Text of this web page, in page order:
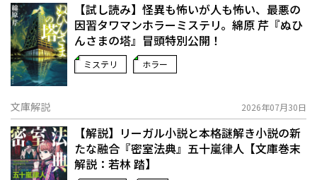
【試し読み】怪異も怖いが人も怖い、最悪の
因習タワマンホラーミステリ。綿原 芹『ぬひ
んさまの塔』冒頭特別公開！
ミステリ ホラー
文庫解説 2026年07月30日
【解説】リーガル小説と本格謎解き小説の新
たな融合――『密室法典』五十嵐律人【文庫巻末
解説：若林 踏】